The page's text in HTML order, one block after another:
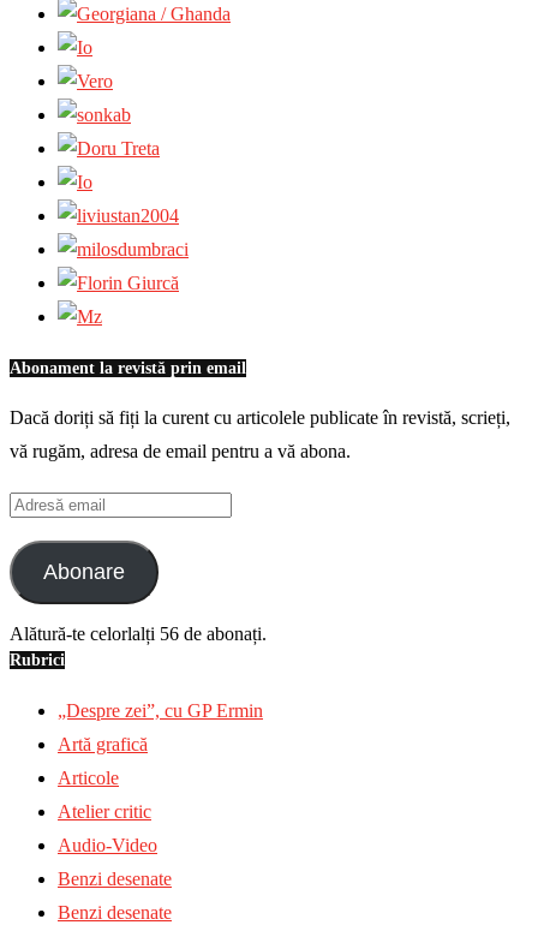
Abonament la revistă prin email
Dacă doriți să fiți la curent cu articolele publicate în revistă, scrieți,
vă rugăm, adresa de email pentru a vă abona.
Adresă
email
Abonare
Alătură-te celorlalți 56 de abonați.
Rubrici
„Despre zei”, cu GP Ermin
Artă grafică
Articole
Atelier critic
Audio-Video
Benzi desenate
Benzi desenate